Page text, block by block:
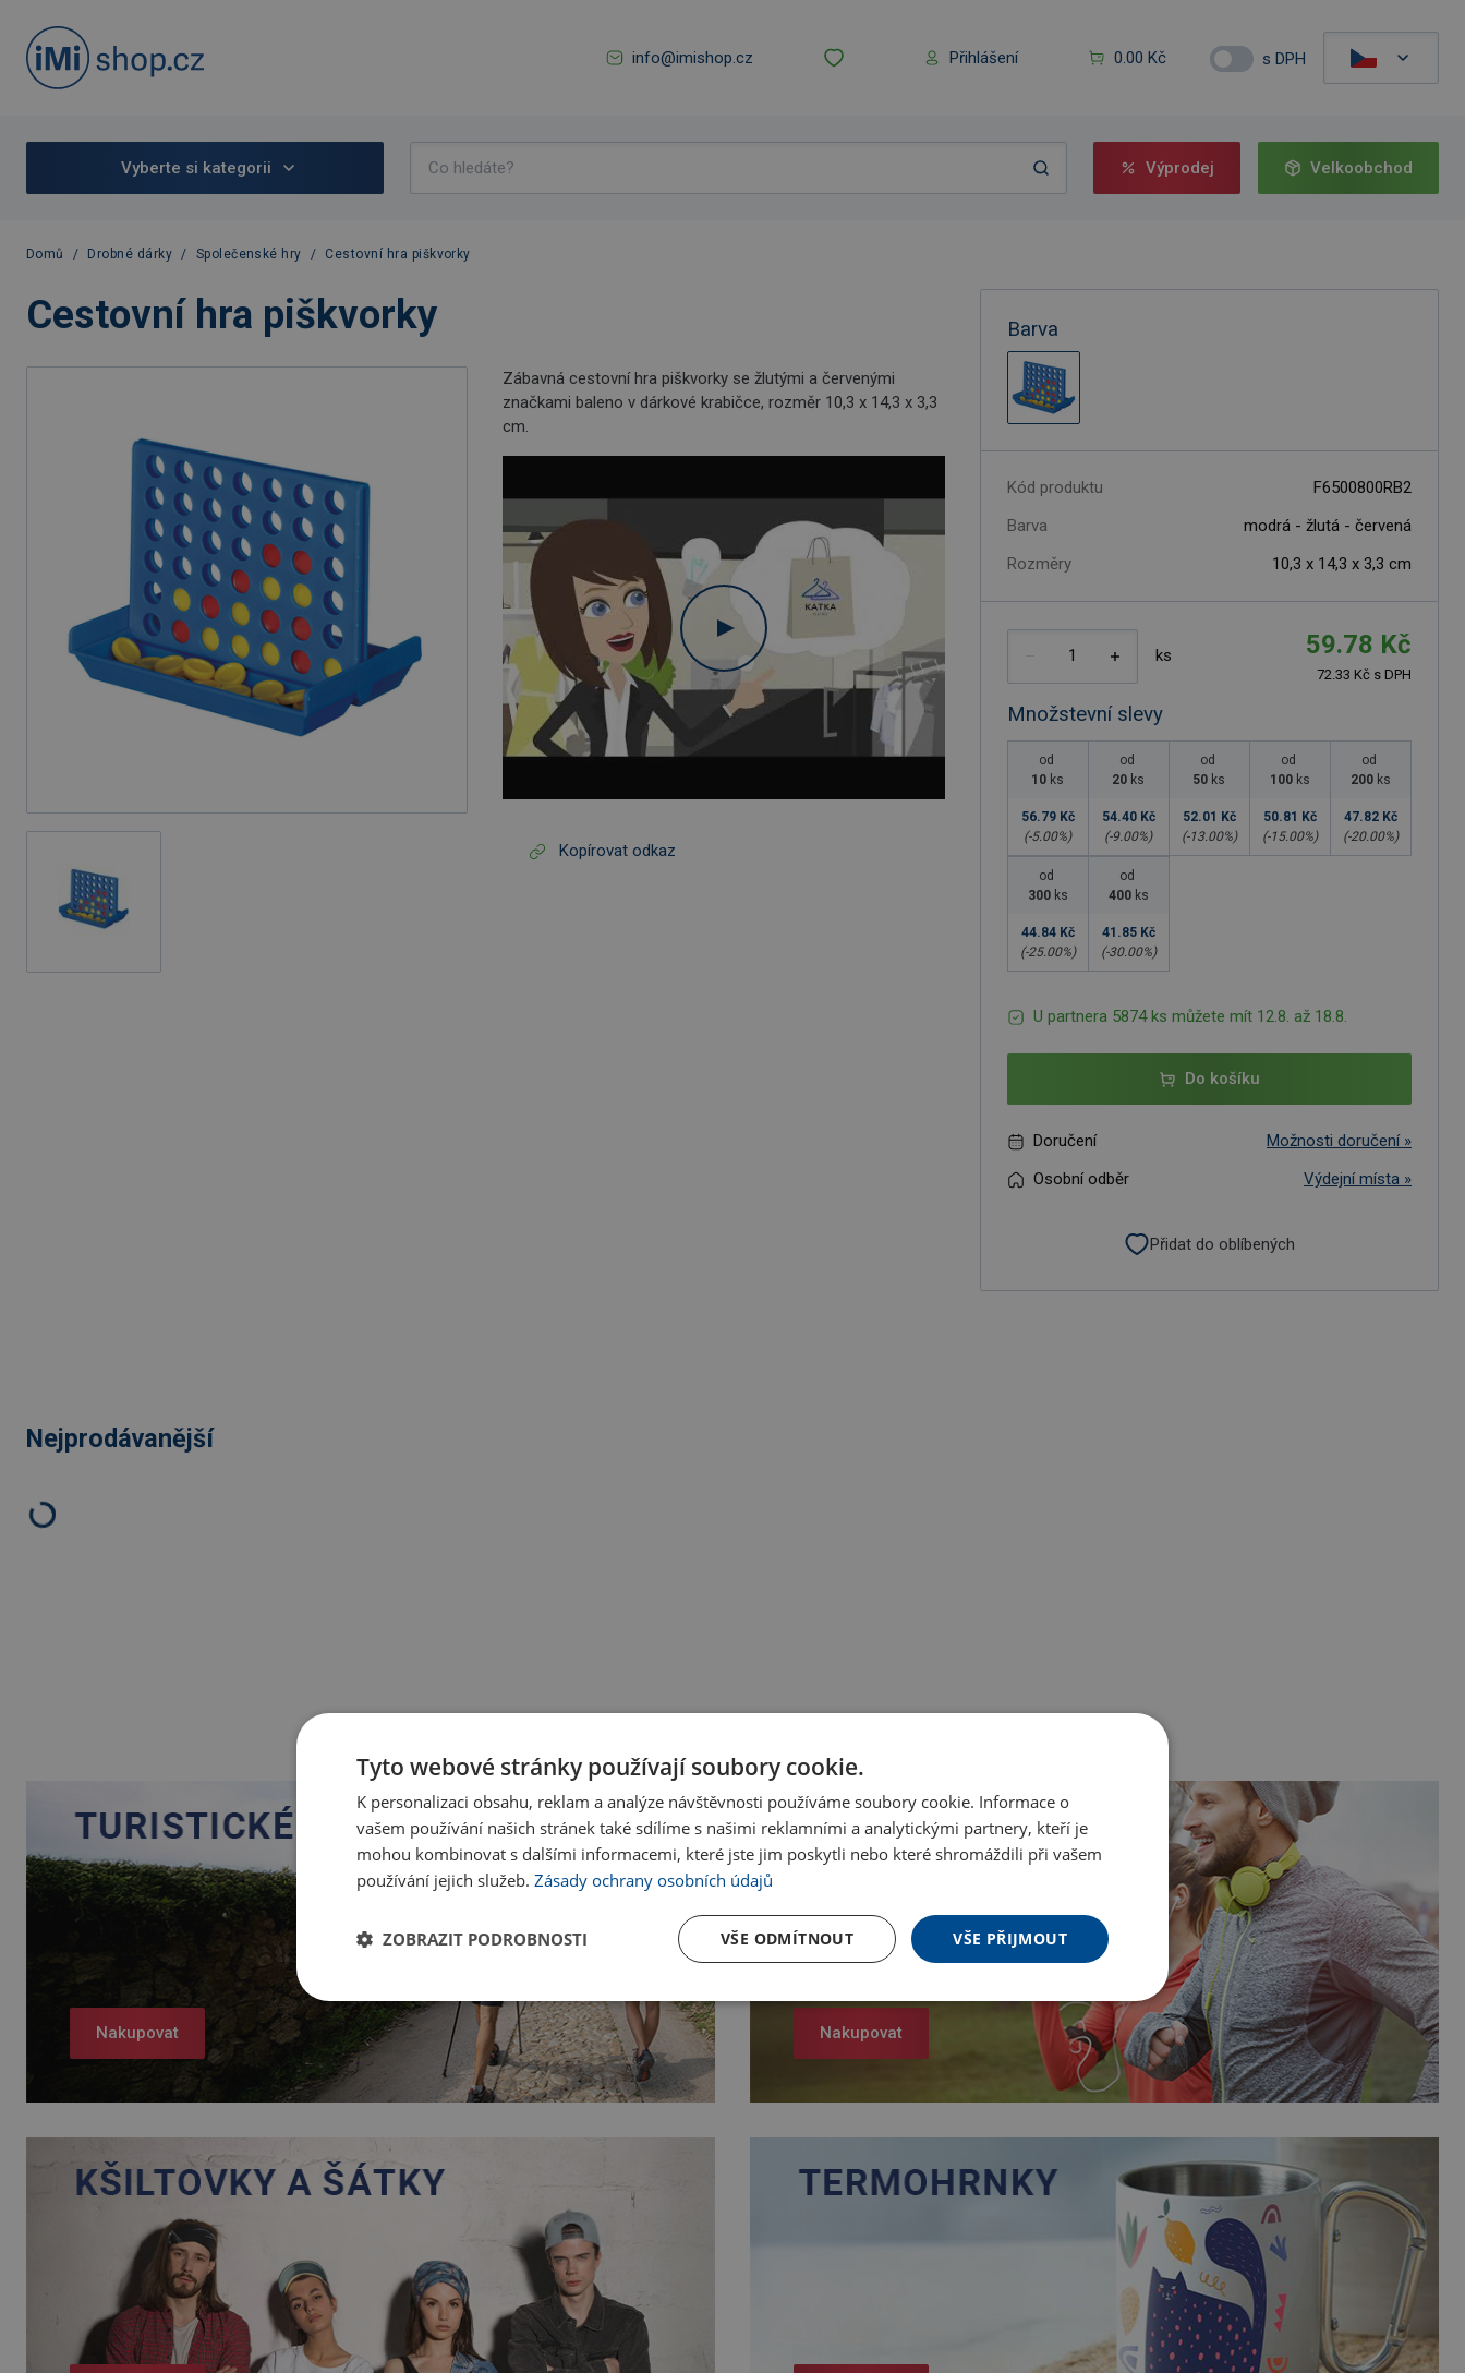
info@imishop.cz Přihlášení 0.00 Kč s DPH
Vyberte si kategorii Výprodej Velkoobchod
Domů / Drobné dárky / Společenské hry / Cestovní hra piškvorky
Cestovní hra piškvorky
Zábavná cestovní hra piškvorky se žlutými a červenými
značkami baleno v dárkové krabičce, rozměr 10,3 x 14,3 x 3,3
cm.
Kopírovat odkaz
Barva
Kód produktu
F6500800RB2
Barva
modrá - žlutá - červená
Rozměry
10,3 x 14,3 x 3,3 cm
ks 59.78 Kč
72.33 Kč s DPH
Množstevní slevy
od
10 ks
56.79 Kč
(-5.00%)
od
20 ks
54.40 Kč
(-9.00%)
od
50 ks
52.01 Kč
(-13.00%)
od
100 ks
50.81 Kč
(-15.00%)
od
200 ks
47.82 Kč
(-20.00%)
od
300 ks
44.84 Kč
(-25.00%)
od
400 ks
41.85 Kč
(-30.00%)
U partnera 5874 ks můžete mít 12.8. až 18.8.
Do košíku
Doručení
Možnosti doručení »
Osobní odběr
Výdejní místa »
Přidat do oblíbených
Nejprodávanější
Nakupovat Nakupovat
Tyto webové stránky používají soubory cookie.
K personalizaci obsahu, reklam a analýze návštěvnosti používáme soubory cookie. Informace o
vašem používání našich stránek také sdílíme s našimi reklamními a analytickými partnery, kteří je
mohou kombinovat s dalšími informacemi, které jste jim poskytli nebo které shromáždili při vašem
používání jejich služeb. Zásady ochrany osobních údajů
VŠE PŘIJMOUT
VŠE ODMÍTNOUT
ZOBRAZIT PODROBNOSTI